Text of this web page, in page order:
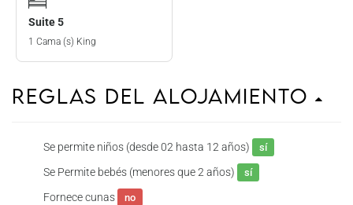
Suite 5
1 Cama (s) King
Reglas del Alojamiento
Se permite niños (desde 02 hasta 12 años) sí
Se Permite bebés (menores que 2 años) sí
Fornece cunas no